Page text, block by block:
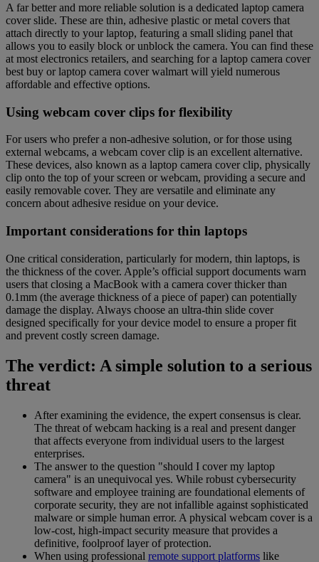
A far better and more reliable solution is a dedicated laptop camera
cover slide. These are thin, adhesive plastic or metal covers that
attach directly to your laptop, featuring a small sliding panel that
allows you to easily block or unblock the camera. You can find these
at most electronics retailers, and searching for a laptop camera cover
best buy or laptop camera cover walmart will yield numerous
affordable and effective options.
Using webcam cover clips for flexibility
For users who prefer a non-adhesive solution, or for those using
external webcams, a webcam cover clip is an excellent alternative.
These devices, also known as a laptop camera cover clip, physically
clip onto the top of your screen or webcam, providing a secure and
easily removable cover. They are versatile and eliminate any
concern about adhesive residue on your device.
Important considerations for thin laptops
One critical consideration, particularly for modern, thin laptops, is
the thickness of the cover. Apple’s official support documents warn
users that closing a MacBook with a camera cover thicker than
0.1mm (the average thickness of a piece of paper) can potentially
damage the display. Always choose an ultra-thin slide cover
designed specifically for your device model to ensure a proper fit
and prevent costly screen damage.
The verdict: A simple solution to a serious
threat
After examining the evidence, the expert consensus is clear.
The threat of webcam hacking is a real and present danger
that affects everyone from individual users to the largest
enterprises.
The answer to the question "should I cover my laptop
camera" is an unequivocal yes. While robust cybersecurity
software and employee training are foundational elements of
corporate security, they are not infallible against sophisticated
malware or simple human error. A physical webcam cover is a
low-cost, high-impact security measure that provides a
definitive, foolproof layer of protection.
When using professional remote support platforms like